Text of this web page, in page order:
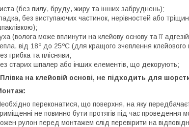
(без пилу, бруду, жиру та інших забруднень);
без виступаючих частинок, нерівностей або
(волога може вплинути на клейову основу та її
від 18º до 25ºС (для кращого зчеплення
грибка та плісняви;
старих шпалер або інших елементів, що декорують;
на клейовій основі, не підходить для
переконатися, що поверхня, на яку
не повинно бути протягів під час проведення
рулон перед монтажем слід перевірити на